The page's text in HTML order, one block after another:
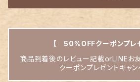
【 50%OFFクーポンプレ
商品到着後のレビュー記載orLINEお
クーポンプレゼントキャン